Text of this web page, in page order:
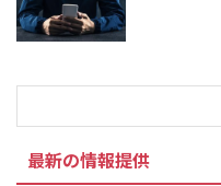
最新の情報提供